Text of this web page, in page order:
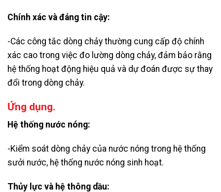
Chính xác và đáng tin cậy:
-Các công tắc dòng chảy thường cung cấp độ chính
xác cao trong việc đo lường dòng chảy, đảm bảo rằng
hệ thống hoạt động hiệu quả và dự đoán được sự thay
đổi trong dòng chảy.
Ứng dụng.
Hệ thống nước nóng:
-Kiểm soát dòng chảy của nước nóng trong hệ thống
sưởi nước, hệ thống nước nóng sinh hoạt.
Thủy lực và hệ thông dầu: